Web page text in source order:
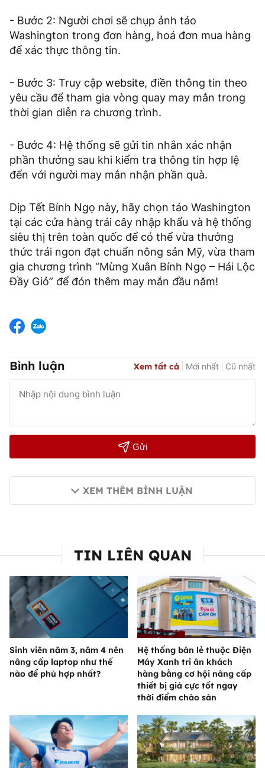
- Bước 2: Người chơi sẽ chụp ảnh táo
Washington trong đơn hàng, hoá đơn mua hàng
để xác thực thông tin.
- Bước 3: Truy cập website, điền thông tin theo
yêu cầu để tham gia vòng quay may mắn trong
thời gian diễn ra chương trình.
- Bước 4: Hệ thống sẽ gửi tin nhắn xác nhận
phần thưởng sau khi kiểm tra thông tin hợp lệ
đến với người may mắn nhận phần quà.
Dịp Tết Bính Ngọ này, hãy chọn táo Washington
tại các cửa hàng trái cây nhập khẩu và hệ thống
siêu thị trên toàn quốc để có thể vừa thưởng
thức trái ngon đạt chuẩn nông sản Mỹ, vừa tham
gia chương trình “Mừng Xuân Bính Ngọ – Hái Lộc
Đầy Giỏ” để đón thêm may mắn đầu năm!
Bình luận Xem tất cả Mới nhất Cũ nhất
Gửi
XEM THÊM BÌNH LUẬN
TIN LIÊN QUAN
Sinh viên năm 3, năm 4 nên
nâng cấp laptop như thế
nào để phù hợp nhất?
Hệ thống bán lẻ thuộc Điện
Máy Xanh tri ân khách
hàng bằng cơ hội nâng cấp
thiết bị giá cực tốt ngay
thời điểm chào sàn